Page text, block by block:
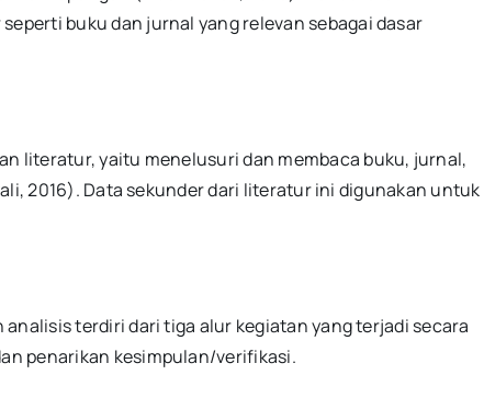
buku dan jurnal yang relevan sebagai dasar
literatur, yaitu menelusuri dan membaca buku, jurnal,
2016). Data sekunder dari literatur ini digunakan untuk
terdiri dari tiga alur kegiatan yang terjadi secara
penarikan kesimpulan/verifikasi.